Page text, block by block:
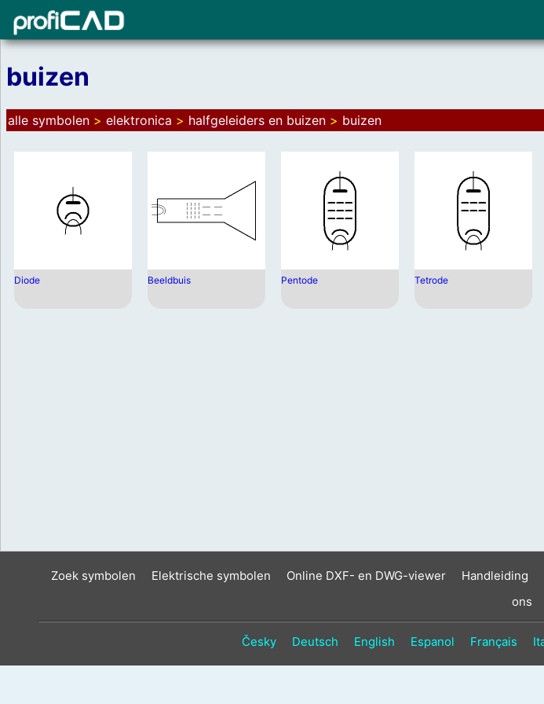
buizen
alle symbolen > elektronica > halfgeleiders en buizen > buizen
Diode Beeldbuis Pentode Tetrode
Zoek symbolen Elektrische symbolen Online DXF- en DWG-viewer Handleiding
ons
Česky Deutsch English Espanol Français